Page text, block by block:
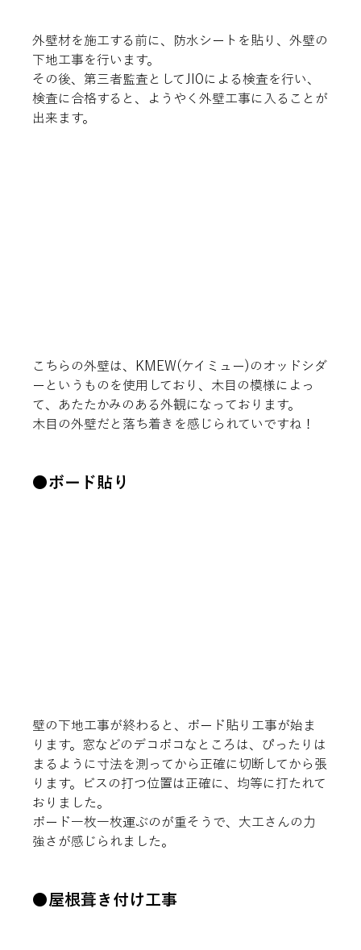
外壁材を施工する前に、防水シートを貼り、外壁の
下地工事を行います。
その後、第三者監査としてJIOによる検査を行い、
検査に合格すると、ようやく外壁工事に入ることが
出来ます。
こちらの外壁は、KMEW(ケイミュー)のオッドシダ
ーというものを使用しており、木目の模様によっ
て、あたたかみのある外観になっております。
木目の外壁だと落ち着きを感じられていですね！
●ボード貼り
壁の下地工事が終わると、ボード貼り工事が始ま
ります。窓などのデコボコなところは、ぴったりは
まるように寸法を測ってから正確に切断してから張
ります。ビスの打つ位置は正確に、均等に打たれて
おりました。
ボード一枚一枚運ぶのが重そうで、大工さんの力
強さが感じられました。
●屋根葺き付け工事